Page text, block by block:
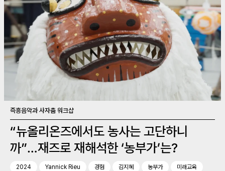
즉흥음악과 사자춤 워크샵
“뉴올리온즈에서도 농사는 고단하니
까”…재즈로 재해석한 ‘농부가’는?
2024 Yannick Rieu 경험 김지혜 농부가 미래교육